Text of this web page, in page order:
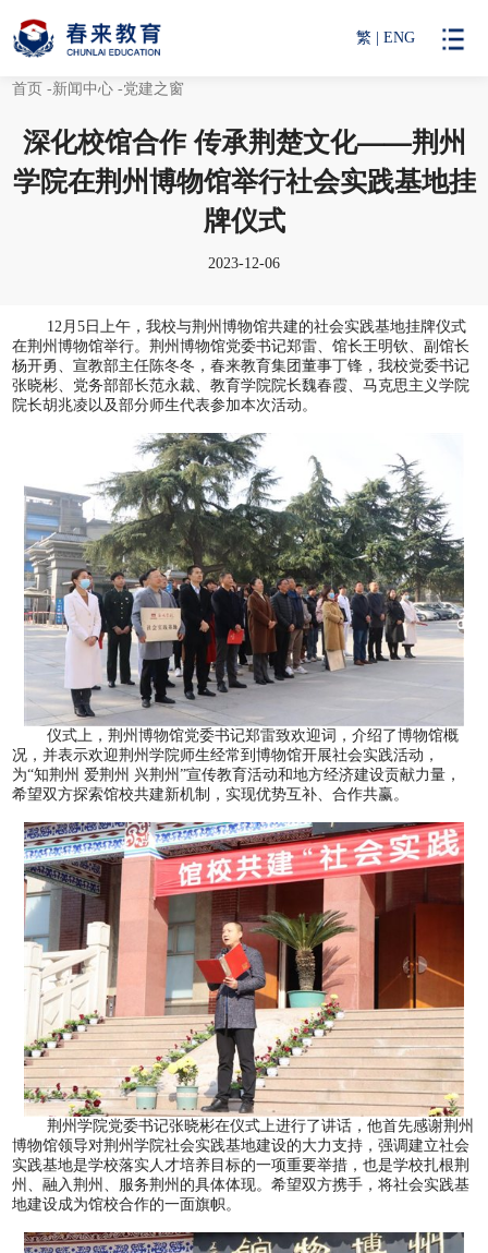
繁 ENG
首页 -新闻中心 -党建之窗
深化校馆合作 传承荆楚文化——荆州
学院在荆州博物馆举行社会实践基地挂
牌仪式
2023-12-06
12月5 日上午，我校与荆州博物馆共建的社会实践基地挂牌仪式
在荆州博物馆举行。荆州博物馆党委书记郑雷、馆长王明钦、副馆长
杨开勇、宣教部主任陈冬冬，春来教育集团董事丁锋，我校党委书记
张晓彬、党务部部长范永裁、教育学院院长魏春霞、马克思主义学院
院长胡兆凌以及部分师生代表参加本次活动。
仪式上，荆州博物馆党委书记郑雷致欢迎词，介绍了博物馆概
况，并表示欢迎荆州学院师生经常到博物馆开展社会实践活动，
为“知荆州 爱荆州 兴荆州”宣传教育活动和地方经济建设贡献力量，
希望双方探索馆校共建新机制，实现优势互补、合作共赢。
荆州学院党委书记张晓彬在仪式上进行了讲话，他首先感谢荆州
博物馆领导对荆州学院社会实践基地建设的大力支持，强调建立社会
实践基地是学校落实人才培养目标的一项重要举措，也是学校扎根荆
州、融入荆州、服务荆州的具体体现。希望双方携手，将社会实践基
地建设成为馆校合作的一面旗帜。